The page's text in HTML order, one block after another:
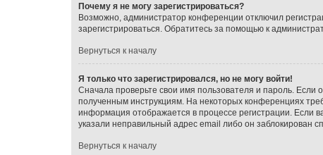
Почему я не могу зарегистрироваться?
Возможно, администратор конференции отключил
зарегистрироваться. Обратитесь за помощью к
Вернуться к началу
Я только что зарегистрировался, но не могу войти!
Сначала проверьте свои имя пользователя и пароль. Если
полученным инструкциям. На некоторых конференциях
информация отображается в процессе регистрации. Если
указали неправильный адрес email либо он заблокирован
Вернуться к началу